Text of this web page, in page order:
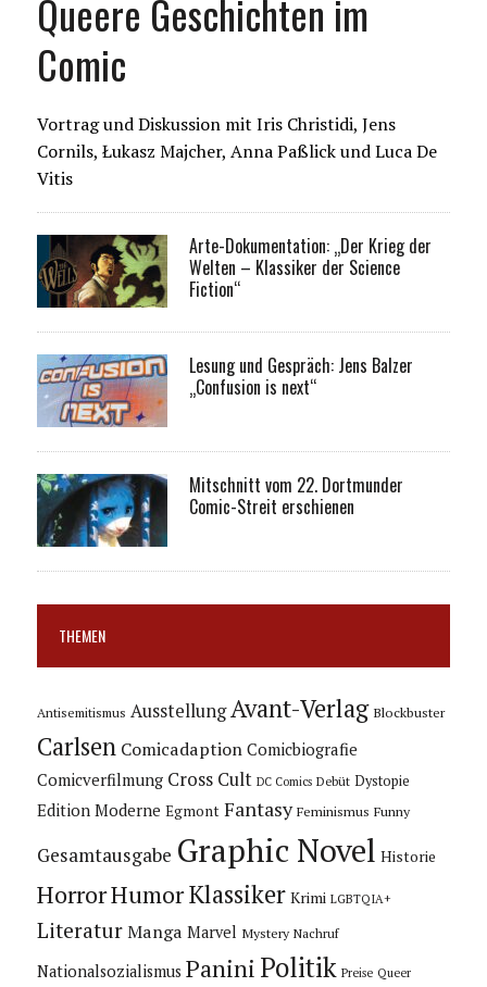
Queere Geschichten im
Comic
Vortrag und Diskussion mit Iris Christidi, Jens
Cornils, Łukasz Majcher, Anna Paßlick und Luca De
Vitis
Arte-Dokumentation: „Der Krieg der
Welten – Klassiker der Science
Fiction“
Lesung und Gespräch: Jens Balzer
„Confusion is next“
Mitschnitt vom 22. Dortmunder
Comic-Streit erschienen
THEMEN
Antisemitismus Ausstellung Avant-Verlag Blockbuster
Carlsen Comicadaption Comicbiografie
Comicverfilmung Cross Cult DC Comics Debüt Dystopie
Edition Moderne Egmont Fantasy Feminismus Funny
Gesamtausgabe Graphic Novel Historie
HorrorHumorKlassiker Krimi LGBTQIA+
Literatur Manga Marvel Mystery Nachruf
Nationalsozialismus Panini Politik Preise Queer